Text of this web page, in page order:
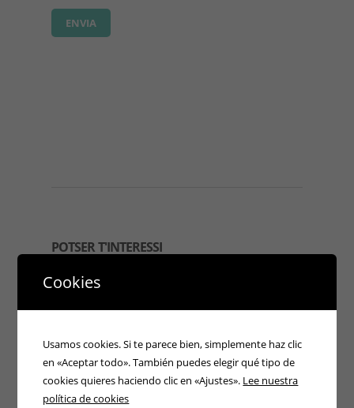
POTSER T'INTERESSI
Cookies
Usamos cookies. Si te parece bien, simplemente haz clic
en «Aceptar todo». También puedes elegir qué tipo de
cookies quieres haciendo clic en «Ajustes». Lee nuestra
política de cookies